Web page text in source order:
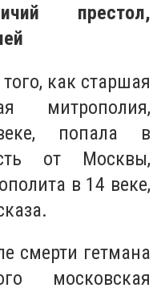
престол,
как старшая
митрополия,
попала в
от Москвы,
в 14 веке,
смерти гетмана
московская